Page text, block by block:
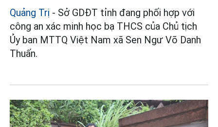
Quảng Trị - Sở GDĐT tỉnh đang phối hợp với
công an xác minh học bạ THCS của Chủ tịch
Ủy ban MTTQ Việt Nam xã Sen Ngư Võ Danh
Thuấn.